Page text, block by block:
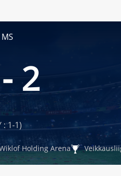
MS
2
: 1-1)
Holding Arena